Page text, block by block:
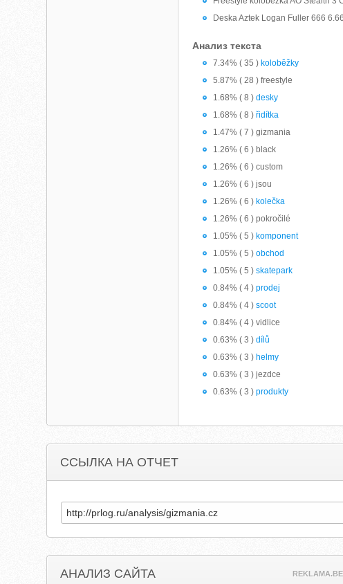
Deska Aztek Logan Fuller 666
Анализ текста
7.34% ( 35 ) koloběžky
5.87% ( 28 ) freestyle
1.68% ( 8 )desky
1.68% ( 8 )řidítka
1.47% ( 7 ) gizmania
1.26% ( 6 ) black
1.26% ( 6 ) custom
1.26% ( 6 ) jsou
1.26% ( 6 ) kolečka
1.26% ( 6 ) pokročilé
1.05% ( 5 ) komponent
1.05% ( 5 )obchod
1.05% ( 5 )skatepark
0.84% ( 4 )prodej
0.84% ( 4 )scoot
0.84% ( 4 ) vidlice
0.63% ( 3 )dílů
0.63% ( 3 ) helmy
0.63% ( 3 ) jezdce
0.63% ( 3 )produkty
ССЫЛКА НА ОТЧЕТ
АНАЛИЗ САЙТА